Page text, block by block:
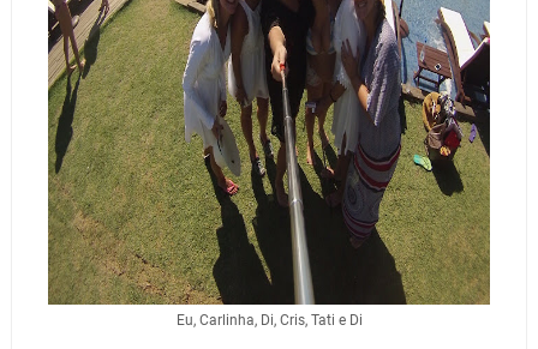
Eu, Carlinha, Di, Cris, Tati e Di